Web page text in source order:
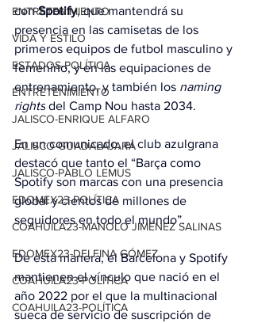
ENTRETENIMIENTO
VIDA Y ESTILO
ESTADOS-POLÍTICA
ENTRETENIMIENTO
JALISCO-ENRIQUE ALFARO
JALISCO-GUADALAJARA
JALISCO-PABLO LEMUS
EDOMEX23-POLÍTICA
COAHUILA23-MANOLO JIMÉNEZ SALINAS
EDOMEX23-DELFINA GÓMEZ
COAHUILA23-POLÍTICA
COAHUILA23-POLÍTICA
con Spotify, que mantendrá su
presencia en las camisetas de los
primeros equipos de futbol masculino y
femenino, y en las equipaciones de
entrenamiento, y también los naming
rights del Camp Nou hasta 2034.
En un comunicado, el club azulgrana
destacó que tanto el “Barça como
Spotify son marcas con una presencia
global y cientos de millones de
seguidores en todo el mundo”.
De esta manera, el Barcelona y Spotify
mantienen el vínculo que nació en el
año 2022 por el que la multinacional
sueca de servicio de suscripción de